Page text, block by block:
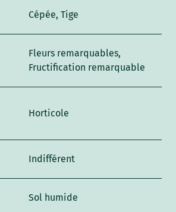
Cépée, Tige
Fleurs remarquables,
Fructification remarquable
Horticole
Indifférent
Sol humide